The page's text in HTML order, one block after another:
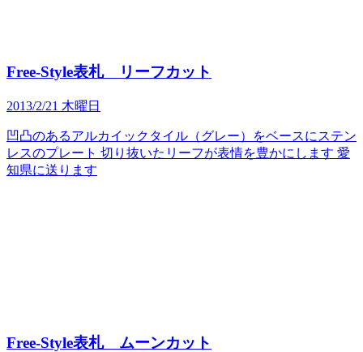
Free-Style表札 リーフカット
2013/2/21 木曜日
凹凸のあるアルカイックタイル（グレー）をベースにステン
レスのプレート 切り抜いたリーフが表情を豊かにします 愛
知県に送ります
Free-Style表札 ムーンカット